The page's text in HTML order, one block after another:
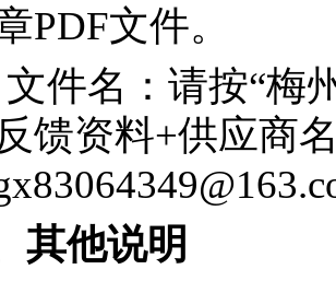
PDF文件。
件名：请按“梅
馈资料+供应商
其他说明